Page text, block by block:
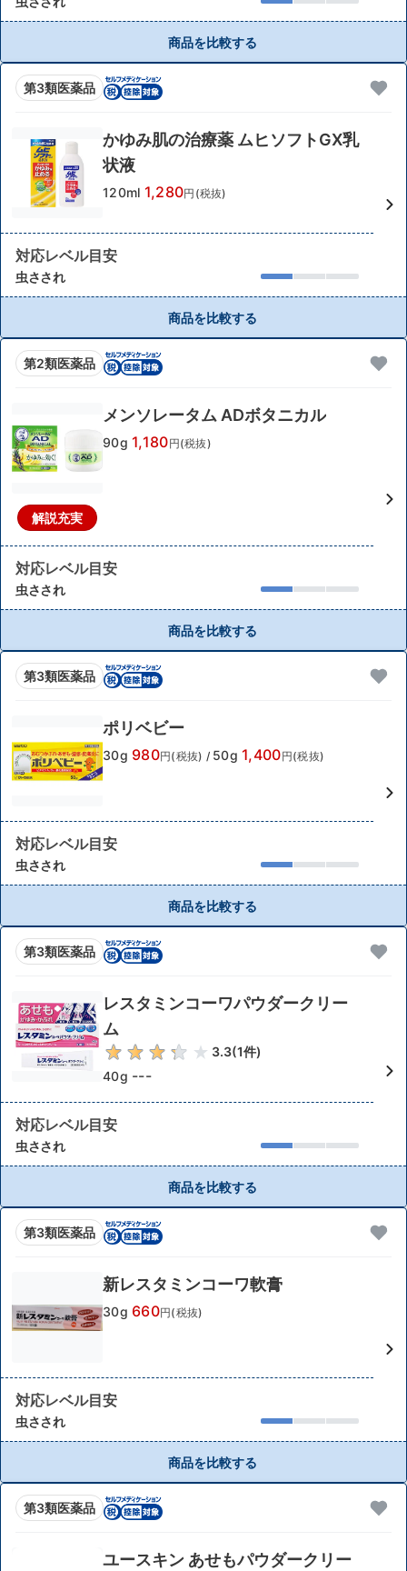
商品を比較する
第3類医薬品
かゆみ肌の治療薬 ムヒソフトGX乳
状液
120ml 1,280円(税抜)
対応レベル目安
虫さされ
商品を比較する
第2類医薬品
解説充実
メンソレータム ADボタニカル
90g 1,180円(税抜)
対応レベル目安
虫さされ
商品を比較する
第3類医薬品
ポリベビー
30g 980円(税抜) / 50g 1,400円(税抜)
対応レベル目安
虫さされ
商品を比較する
第3類医薬品
レスタミンコーワパウダークリー
ム
3.3(1件)
40g ---
対応レベル目安
虫さされ
商品を比較する
第3類医薬品
新レスタミンコーワ軟膏
30g 660円(税抜)
対応レベル目安
虫さされ
商品を比較する
第3類医薬品
ユースキン あせもパウダークリー